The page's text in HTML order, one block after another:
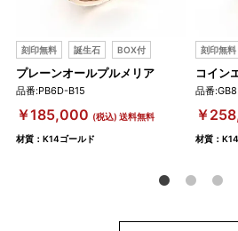
刻印無料 誕生石 BOX付
プレーンオールプルメリア
品番:PB6D-B15
￥185,000 (税込) 送料無料
材質：K14ゴールド
刻印無料
コイン
品番
￥
材質：